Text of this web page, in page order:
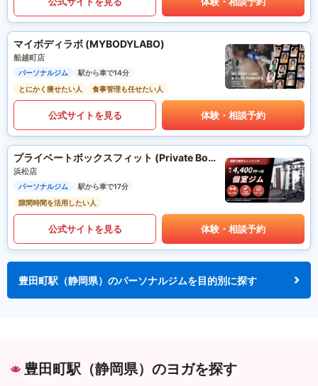
マイボディラボ (MYBODYLABO)
船越町店
パーソナルジム
駅から車で14分
とにかく痩せたい人
食事管理も任せたい人
公式サイトを見る 体験・相談予約
プライベートボックスフィット (Private Box Fit)
浜松店
パーソナルジム
駅から車で17分
隙間時間を活用したい人
公式サイトを見る 体験・相談予約
豊田町駅（静岡県）のパーソナルジムを目的別に探す
豊田町駅（静岡県）のヨガを探す